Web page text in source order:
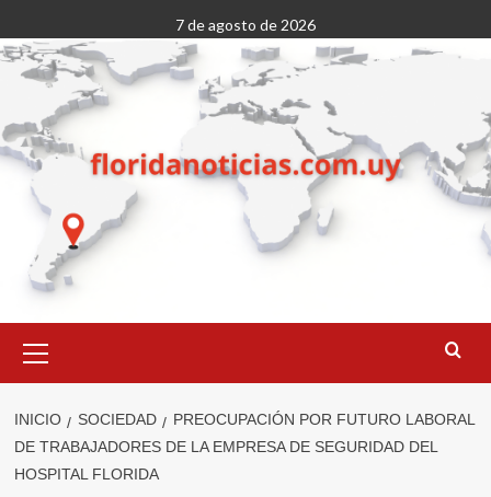
al
contenido
7 de agosto de 2026
primario
INICIO SOCIEDAD
PREOCUPACIÓN POR FUTURO LABORAL
DE TRABAJADORES DE LA EMPRESA DE SEGURIDAD DEL
HOSPITAL FLORIDA